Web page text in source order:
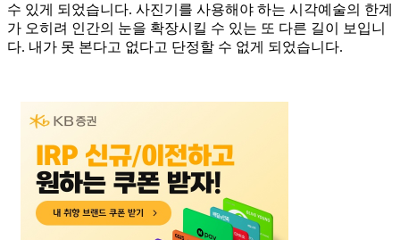
수 있게 되었습니다. 사진기를 사용해야 하는 시각예술의 한계
가 오히려 인간의 눈을 확장시킬 수 있는 또 다른 길이 보입니
다. 내가 못 본다고 없다고 단정할 수 없게 되었습니다.